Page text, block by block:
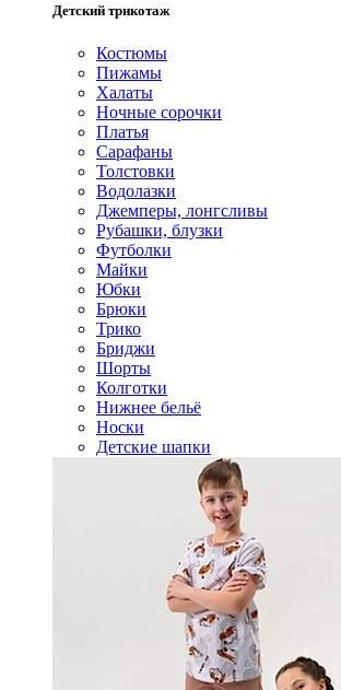
Детский трикотаж
Костюмы
Пижамы
Халаты
Ночные сорочки
Платья
Сарафаны
Толстовки
Водолазки
Джемперы, лонгсливы
Рубашки, блузки
Футболки
Майки
Юбки
Брюки
Трико
Бриджи
Шорты
Колготки
Нижнее бельё
Носки
Детские шапки